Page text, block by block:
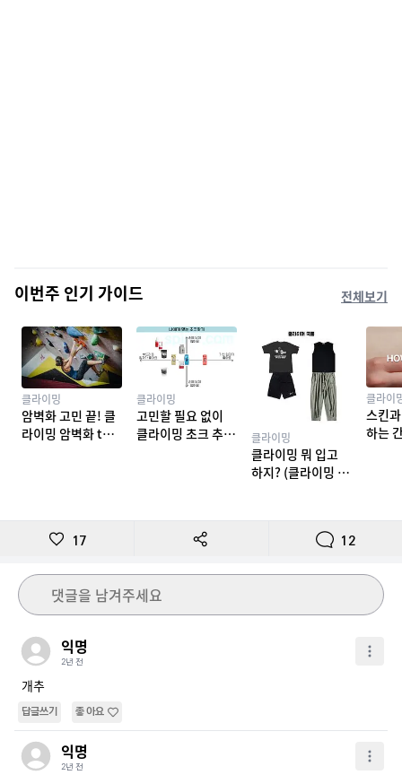
이번주 인기 가이드 전체보기
클라이밍
암벽화 고민 끝! 클
라이밍 암벽화 top
클라이밍
고민할 필요 없이
클라이밍 초크 추천
클라이밍
클라이밍 뭐 입고
하지? (클라이밍 복
클라이
스킨
하는
17 12
댓글을 남겨주세요
익명
2년 전
개추
답글쓰기 좋아요
익명
2년 전